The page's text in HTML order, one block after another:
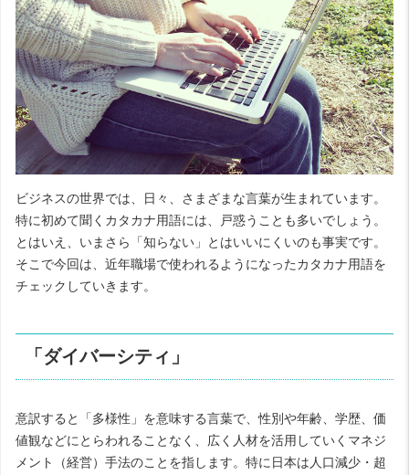
ビジネスの世界では、日々、さまざまな言葉が生まれています。
特に初めて聞くカタカナ用語には、戸惑うことも多いでしょう。
とはいえ、いまさら「知らない」とはいいにくいのも事実です。
そこで今回は、近年職場で使われるようになったカタカナ用語を
チェックしていきます。
「ダイバーシティ」
意訳すると「多様性」を意味する言葉で、性別や年齢、学歴、価
値観などにとらわれることなく、広く人材を活用していくマネジ
メント（経営）手法のことを指します。特に日本は人口減少・超